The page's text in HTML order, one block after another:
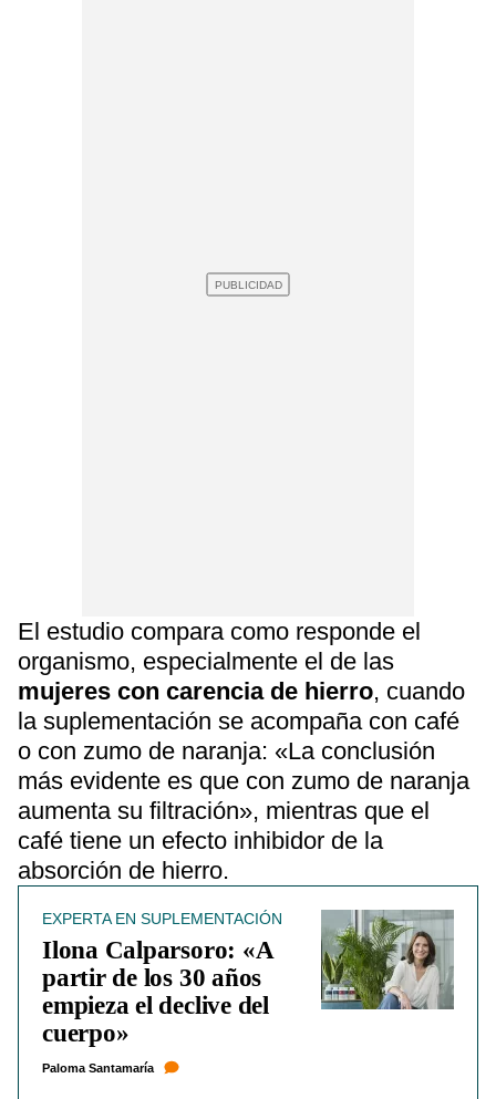
El estudio compara como responde el
organismo, especialmente el de las
mujeres con carencia de hierro, cuando
la suplementación se acompaña con café
o con zumo de naranja: «La conclusión
más evidente es que con zumo de naranja
aumenta su filtración», mientras que el
café tiene un efecto inhibidor de la
absorción de hierro.
EXPERTA EN SUPLEMENTACIÓN
Ilona Calparsoro: «A
partir de los 30 años
empieza el declive del
cuerpo»
Paloma Santamaría